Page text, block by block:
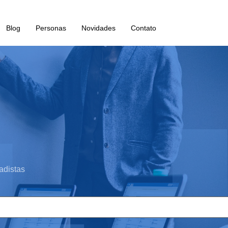
Blog Personas Novidades Contato